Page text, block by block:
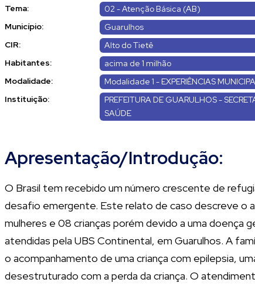
Tema:
02 - Atenção Básica (AB)
Município:
Guarulhos
CIR:
Alto do Tietê
Habitantes:
acima de 1 milhão
Modalidade:
Modalidade 1 - EXPERIÊNCIAS
Instituição:
PREFEITURA DE GUARULHOS -
SAÚDE
Apresentação/Introdução:
O Brasil tem recebido um número crescente de
desafio emergente. Este relato de caso descreve o
mulheres e 08 crianças porém devido a uma doença
atendidas pela UBS Continental, em Guarulhos. A
o acompanhamento de uma criança com epilepsia,
desestruturado com a perda da criança. O